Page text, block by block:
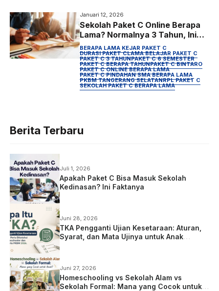
Januari 12, 2026
Sekolah Paket C Online Berapa
Lama? Normalnya 3 Tahun, Ini
Penjelasan Lengkapnya (2026)
BERAPA LAMA KEJAR PAKET C
DURASI PAKET CLAMA BELAJAR PAKET C
PAKET C 3 TAHUNPAKET C 6 SEMESTER
PAKET C BERAPA TAHUNPAKET C BINTARO
PAKET C ONLINE BERAPA LAMA
PAKET C PINDAHAN SMA BERAPA LAMA
PKBM TANGERANG SELATANRPL PAKET C
SEKOLAH PAKET C BERAPA LAMA
Berita Terbaru
Juli 1, 2026
Apakah Paket C Bisa Masuk Sekolah
Kedinasan? Ini Faktanya
Juni 28, 2026
TKA Pengganti Ujian Kesetaraan: Aturan,
Syarat, dan Mata Ujinya untuk Anak
Juni 27, 2026
Homeschooling vs Sekolah Alam vs
Sekolah Formal: Mana yang Cocok untuk